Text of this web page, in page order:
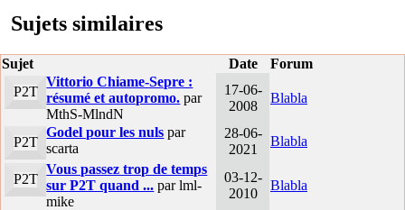
Sujets similaires
Sujet Date
Forum
P2T
Vittorio Chiame-Sepre :
résumé et autopromo. par
MthS-MlndN
17-06-
2008
Blabla
P2T
Godel pour les nuls par
scarta
28-06-
2021
Blabla
P2T
Vous passez trop de temps
sur P2T quand ... par lml-
mike
03-12-
2010
Blabla